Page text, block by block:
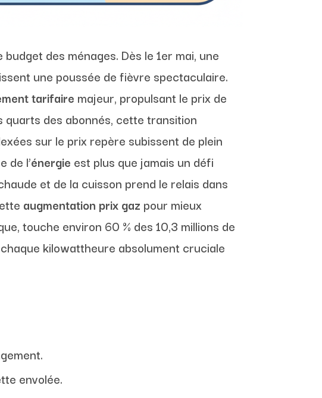
des ménages. Dès le 1er mai, une
une poussée de fièvre spectaculaire.
tarifaire majeur, propulsant le prix de
des abonnés, cette transition
sur le prix repère subissent de plein
de l’énergie est plus que jamais un défi
et de la cuisson prend le relais dans
augmentation prix gaz pour mieux
touche environ 60 % des 10,3 millions de
kilowattheure absolument cruciale
envolée.